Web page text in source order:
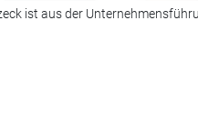
ist aus der